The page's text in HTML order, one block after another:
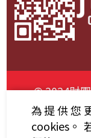
© 2024財
資通安全政
為提供您
cookies。